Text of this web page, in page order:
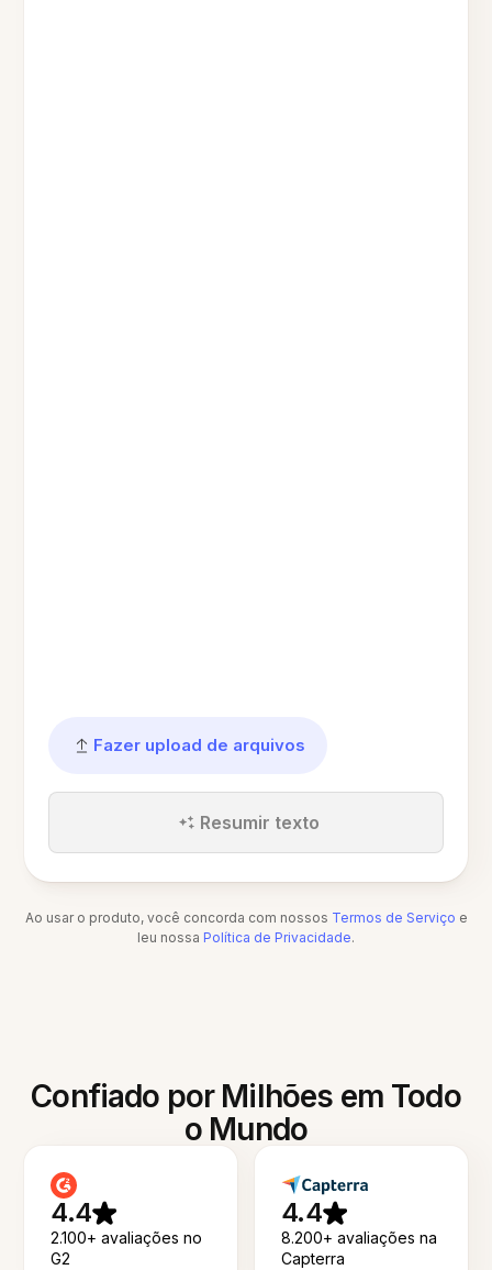
Fazer upload de arquivos
Resumir texto
Ao usar o produto, você concorda com nossos Termos de Serviço e
leu nossa Política de Privacidade.
Confiado por Milhões em Todo
o Mundo
4.4
2.100+ avaliações no
G2
4.4
8.200+ avaliações na
Capterra